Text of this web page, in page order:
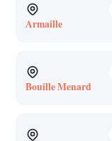
Armaille
Bouille Menard